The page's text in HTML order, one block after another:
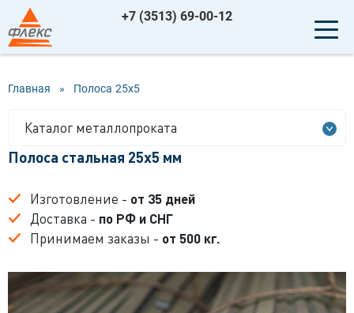
+7 (3513) 69-00-12
Главная » Полоса 25x5
Каталог металлопроката
Полоса стальная 25x5 мм
Изготовление - от 35 дней
Доставка - по РФ и СНГ
Принимаем заказы - от 500 кг.